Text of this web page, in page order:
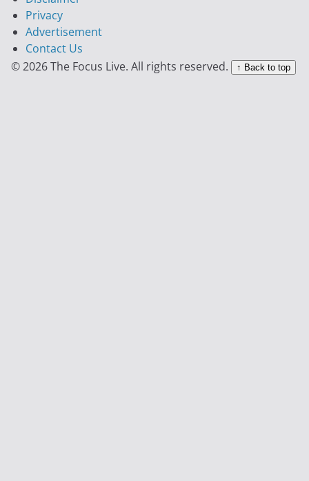
Privacy
Advertisement
Contact Us
© 2026 The Focus Live. All rights reserved.
↑ Back to top